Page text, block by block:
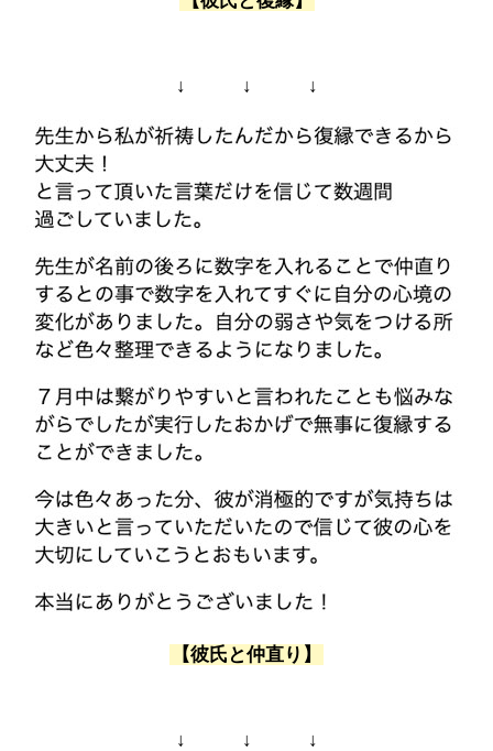
↓ ↓ ↓
【彼氏と仲直り】
↓ ↓ ↓